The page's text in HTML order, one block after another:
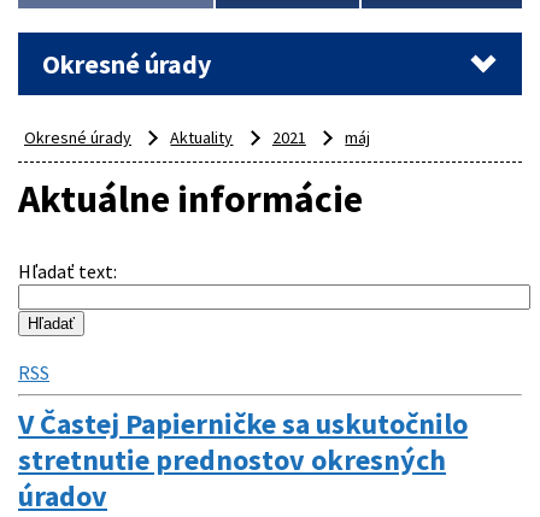
Okresné úrady
Okresné úrady Aktuality 2021 máj
Aktuálne informácie
Hľadať text:
RSS
V Častej Papierničke sa uskutočnilo
stretnutie prednostov okresných
úradov